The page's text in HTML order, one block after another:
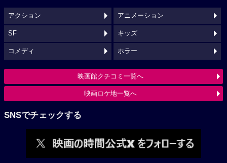
アクション アニメーション
SF キッズ
コメディ ホラー
映画館クチコミ一覧へ
映画ロケ地一覧へ
SNSでチェックする